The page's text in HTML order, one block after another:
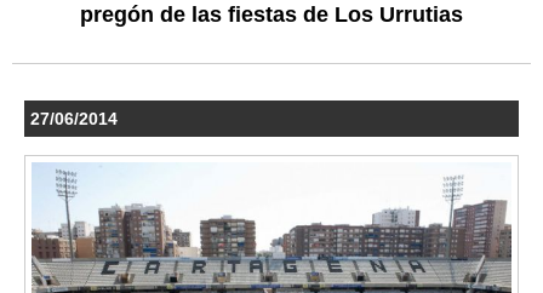
pregón de las fiestas de Los Urrutias
27/06/2014